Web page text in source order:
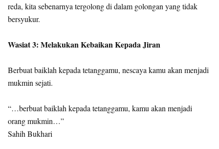
reda, kita sebenarnya tergolong di dalam golongan yang tidak
bersyukur.
Wasiat 3: Melakukan Kebaikan Kepada Jiran
Berbuat baiklah kepada tetanggamu, nescaya kamu akan menjadi
mukmin sejati.
“…berbuat baiklah kepada tetanggamu, kamu akan menjadi
orang mukmin…”
Sahih Bukhari